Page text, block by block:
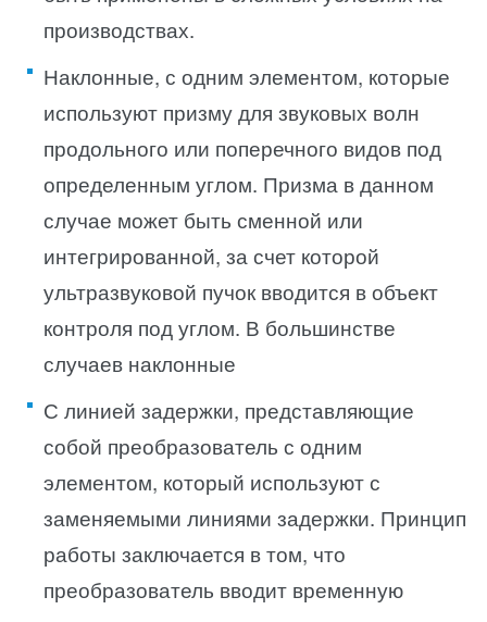
производствах.
Наклонные, с одним элементом, которые
используют призму для звуковых волн
продольного или поперечного видов под
определенным углом. Призма в данном
случае может быть сменной или
интегрированной, за счет которой
ультразвуковой пучок вводится в объект
контроля под углом. В большинстве
случаев наклонные
С линией задержки, представляющие
собой преобразователь с одним
элементом, который используют с
заменяемыми линиями задержки. Принцип
работы заключается в том, что
преобразователь вводит временную